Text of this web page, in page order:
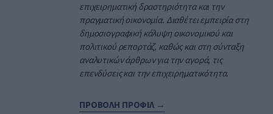
επιχειρηματική δραστηριότητα και την
πραγματική οικονομία. Διαθέτει εμπειρία στη
δημοσιογραφική κάλυψη οικονομικού και
πολιτικού ρεπορτάζ, καθώς και στη σύνταξη
αναλυτικών άρθρων για την αγορά, τις
επενδύσεις και την επιχειρηματικότητα.
ΠΡΟΒΟΛΗ ΠΡΟΦΙΛ →